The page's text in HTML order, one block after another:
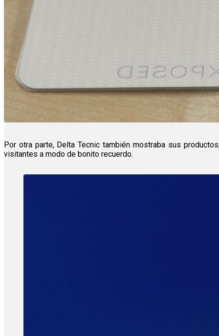
Por otra parte, Delta Tecnic también mostraba sus
visitantes a modo de bonito recuerdo.